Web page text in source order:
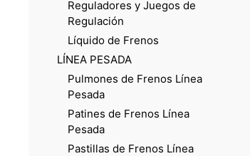
Reguladores y Juegos de
Regulación
Líquido de Frenos
LÍNEA PESADA
Pulmones de Frenos Línea
Pesada
Patines de Frenos Línea
Pesada
Pastillas de Frenos Línea